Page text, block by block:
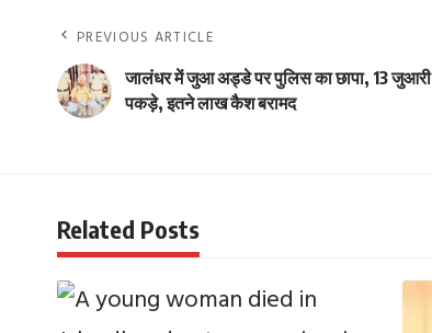
PREVIOUS ARTICLE
जालंधर में जुआ अड्डे पर पुलिस का छापा, 13 जुआरी
पकड़े, इतने लाख कैश बरामद
Related Posts